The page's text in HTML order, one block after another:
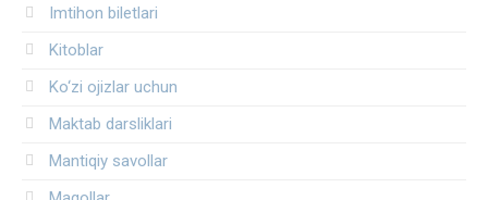
Imtihon biletlari
Kitoblar
Ko‘zi ojizlar uchun
Maktab darsliklari
Mantiqiy savollar